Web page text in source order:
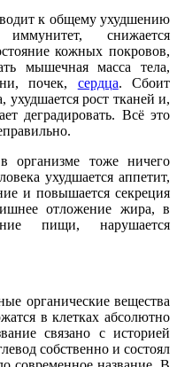
к общему ухудшению
снижается
кожных покровов,
мышечная масса тела,
почек, сердца. Сбоит
ухудшается рост тканей и,
деградировать. Всё это
организме тоже ничего
ухудшается аппетит,
и повышается секреция
отложение жира, в
пищи, нарушается
органические вещества
в клетках абсолютно
связано с историей
собственно и состоял